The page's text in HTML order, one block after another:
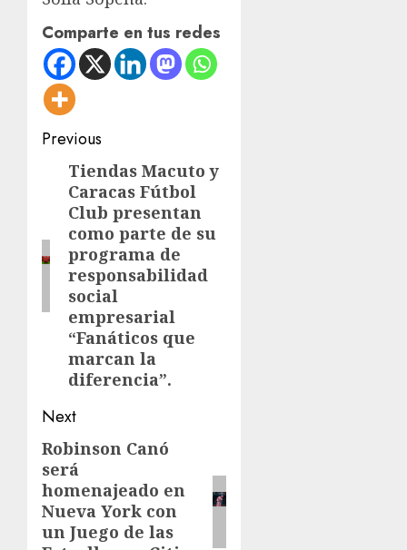
Comparte en tus redes
Post
navigation
Previous
Previous
post:
Tiendas Macuto y
Caracas Fútbol
Club presentan
como parte de su
programa de
responsabilidad
social
empresarial
“Fanáticos que
marcan la
diferencia”.
Next
Next
post:
Robinson Canó
será
homenajeado en
Nueva York con
un Juego de las